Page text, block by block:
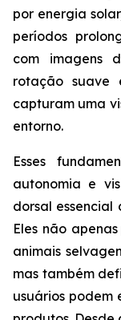
por energia
períodos
com imagens
rotação suave
capturam uma
entorno.
Esses
autonomia e
dorsal
Eles não
animais
mas também
usuários podem